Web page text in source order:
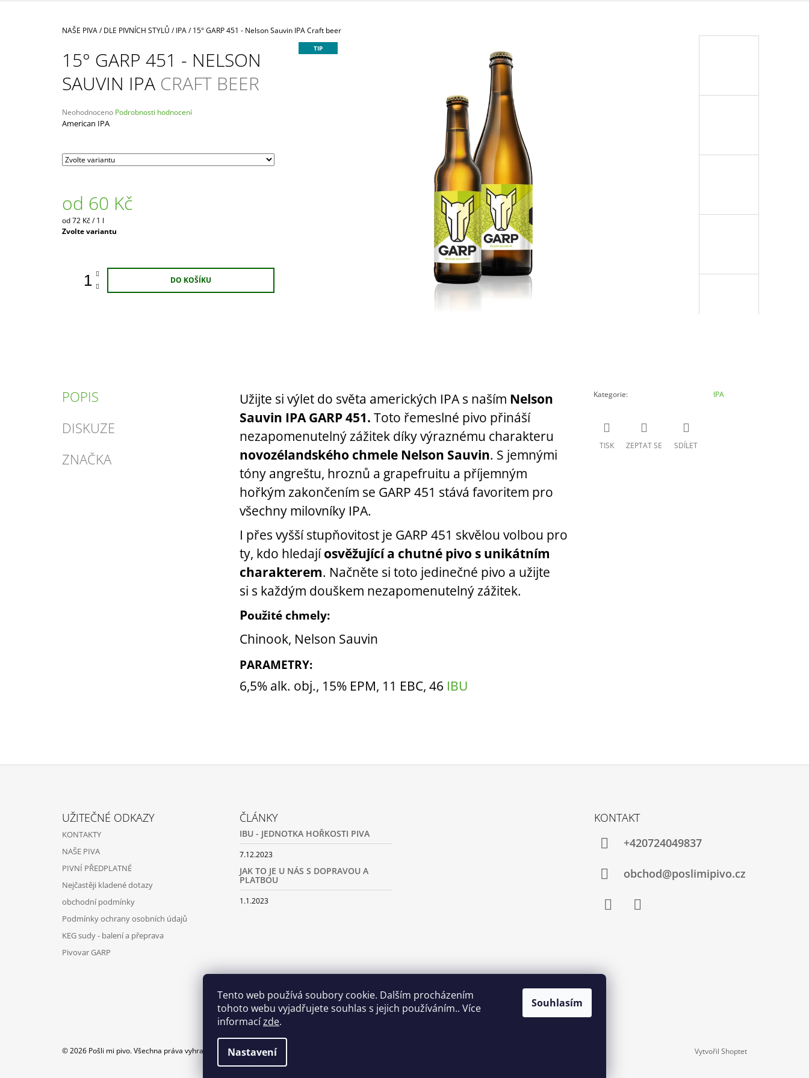
Tento web používá soubory cookie. Dalším procházením
tohoto webu vyjadřujete souhlas s jejich používáním.. Více
informacízde.
Nastavení
Souhlasím
Domů
NAŠE PIVA/ DLE PIVNÍCH STYLŮ / IPA/ 15° GARP 451 - Nelson Sauvin IPACraft beer
15° GARP 451 - NELSON
SAUVIN IPA CRAFT BEER
Průměrné
hodnocení
0,0
z
Neohodnoceno Podrobnosti hodnocení
TIP
American IPA
od 60 Kč
Měrná
cena:
od 72 Kč / 1 l
Zvolte variantu
DO KOŠÍKU
POPIS
DISKUZE
ZNAČKA
Užijte si výlet do světa amerických IPA s naším Nelson
Sauvin IPA GARP 451. Toto řemeslné pivo přináší
nezapomenutelný zážitek díky výraznému charakteru
novozélandského chmele Nelson Sauvin. S jemnými
tóny angreštu, hroznů a grapefruitu a příjemným
hořkým zakončením se GARP 451 stává favoritem pro
všechny milovníky IPA.
I přes vyšší stupňovitost je GARP 451 skvělou volbou pro
ty, kdo hledajíosvěžující a chutné pivo s unikátním
charakterem. Načněte si toto jedinečné pivo a užijte
si s každým douškem nezapomenutelný zážitek.
Použité chmely:
Chinook, Nelson Sauvin
PARAMETRY:
6,5% alk. obj., 15% EPM, 11 EBC, 46 IBU
Kategorie: IPA
TISK ZEPTAT SE SDÍLET
UŽITEČNÉ ODKAZY
KONTAKTY
NAŠE PIVA
PIVNÍ PŘEDPLATNÉ
Nejčastěji kladené dotazy
obchodní podmínky
Podmínky ochrany osobních údajů
KEG sudy - balení a přeprava
Pivovar GARP
ČLÁNKY
IBU - JEDNOTKA HOŘKOSTI PIVA
7.12.2023
JAK TO JE U NÁS S DOPRAVOU A
PLATBOU
1.1.2023
KONTAKT
+420724049837
obchod@poslimipivo.cz
Pivovar GARP
Vytvořil Shoptet
© 2026 Pošli mi pivo. Všechna práva vyhrazena.